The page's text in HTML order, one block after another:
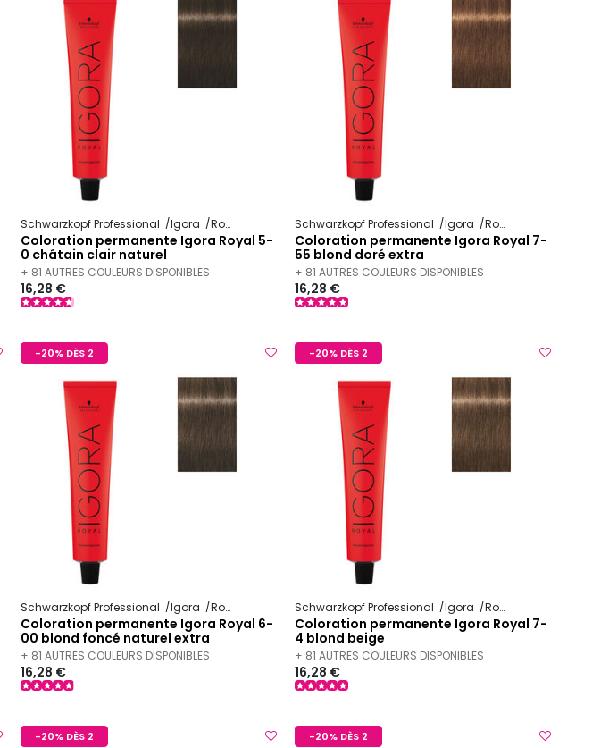
Schwarzkopf Professional Igora Royal
Coloration permanente Igora Royal 5-
0 châtain clair naturel
+ 81 AUTRES COULEURS DISPONIBLES
16,28 €
Schwarzkopf Professional Igora Royal
Coloration permanente Igora Royal 7-
55 blond doré extra
+ 81 AUTRES COULEURS DISPONIBLES
16,28 €
-20% DÈS 2
Schwarzkopf Professional Igora Royal
Coloration permanente Igora Royal 6-
00 blond foncé naturel extra
+ 81 AUTRES COULEURS DISPONIBLES
16,28 €
-20% DÈS 2
Schwarzkopf Professional Igora Royal
Coloration permanente Igora Royal 7-
4 blond beige
+ 81 AUTRES COULEURS DISPONIBLES
16,28 €
-20% DÈS 2 -20% DÈS 2